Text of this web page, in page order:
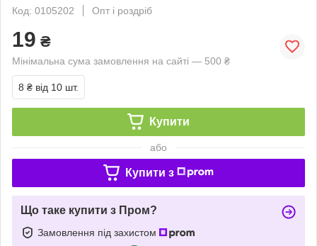
Код: 0105202
Опт і роздріб
19 ₴
Мінімальна сума замовлення на сайті — 500 ₴
8 ₴ від 10 шт.
Купити
або
Купити з
Що таке купити з Пром?
Замовлення під захистом